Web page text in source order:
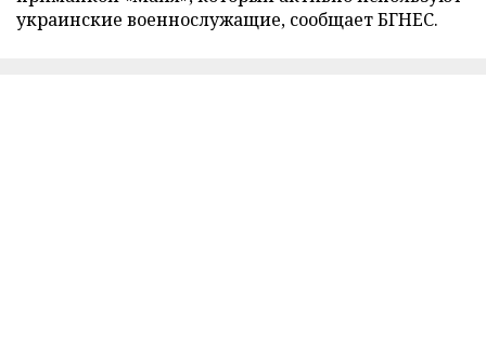
украинские военнослужащие, сообщает БГНЕС.